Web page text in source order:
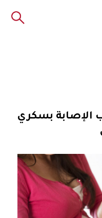
الإصابة بسكري